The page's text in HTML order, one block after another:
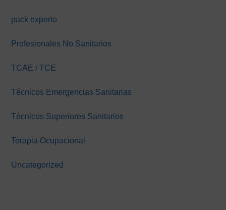
pack experto
Profesionales No Sanitarios
TCAE / TCE
Técnicos Emergencias Sanitarias
Técnicos Superiores Sanitarios
Terapia Ocupacional
Uncategorized